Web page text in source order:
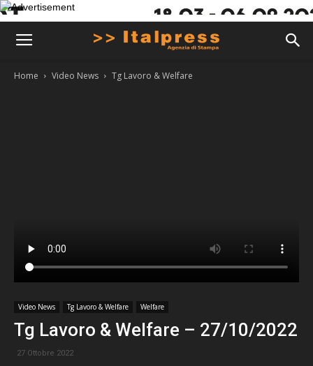
Home Video News Tg Lavoro & Welfare
Video News Tg Lavoro & Welfare Welfare
Tg Lavoro & Welfare – 27/10/2022
27 Ottobre 2022